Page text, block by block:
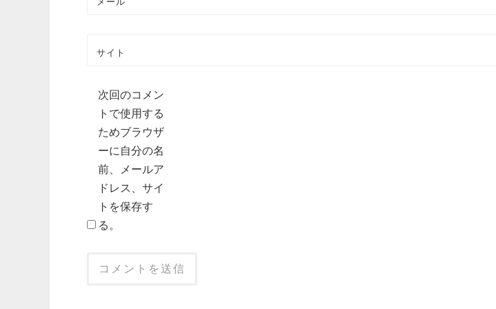
サイト
次回のコメン
トで使用する
ためブラウザ
ーに自分の名
前、メールア
ドレス、サイ
トを保存す
る。